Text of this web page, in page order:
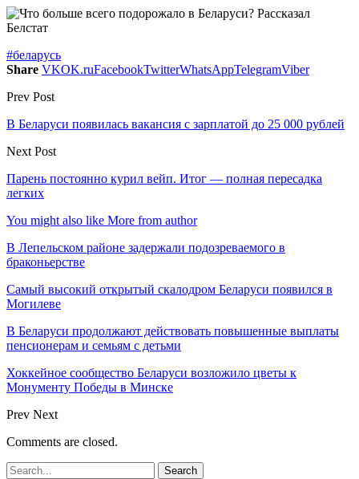
#беларусь
Share VKOK.ruFacebookTwitterWhatsAppTelegramViber
Prev Post
В Беларуси появилась вакансия с зарплатой до 25 000 рублей
Next Post
Парень постоянно курил вейп. Итог — полная пересадка
легких
You might also like More from author
В Лепельском районе задержали подозреваемого в
браконьерстве
Самый высокий открытый скалодром Беларуси появился в
Могилеве
В Беларуси продолжают действовать повышенные выплаты
пенсионерам и семьям с детьми
Хоккейное сообщество Беларуси возложило цветы к
Монументу Победы в Минске
Prev Next
Comments are closed.